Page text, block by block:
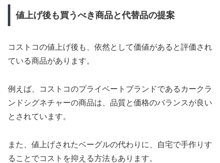
値上げ後も買うべき商品と代替品の提案
コストコの値上げ後も、依然として価値があると評価され
ている商品があります。
例えば、コストコのプライベートブランドであるカークラ
ンドシグネチャーの商品は、品質と価格のバランスが良い
とされています。
また、値上げされたベーグルの代わりに、自宅で手作りす
ることでコストを抑える方法もあります。